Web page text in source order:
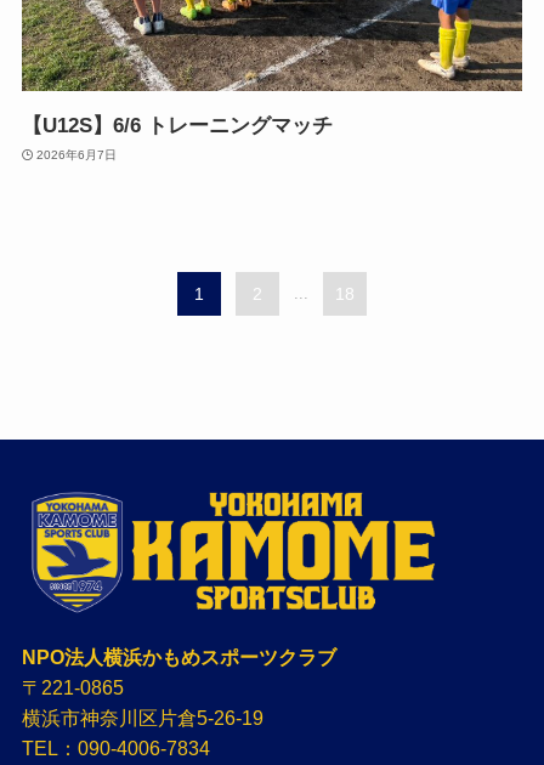
【U12S】6/6 トレーニングマッチ
2026年6月7日
1 2 18
NPO法人横浜かもめスポーツクラブ
〒221-0865
横浜市神奈川区片倉5-26-19
TEL：090-4006-7834